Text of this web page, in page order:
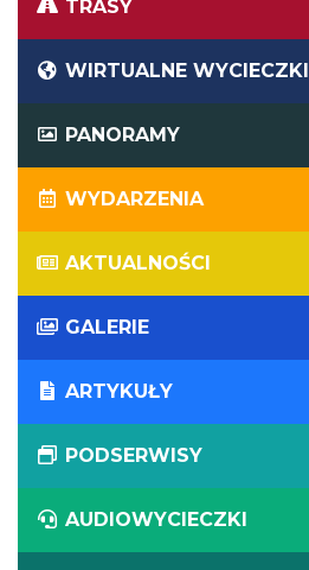
TRASY
WIRTUALNE WYCIECZKI
PANORAMY
WYDARZENIA
AKTUALNOŚCI
GALERIE
ARTYKUŁY
PODSERWISY
AUDIOWYCIECZKI